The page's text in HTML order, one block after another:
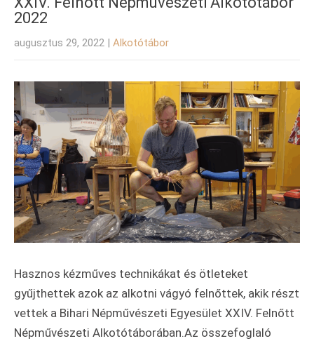
2022
augusztus 29, 2022 | Alkotótábor
Hasznos kézműves technikákat és ötleteket
gyűjthettek azok az alkotni vágyó felnőttek, akik részt
vettek a Bihari Népművészeti Egyesület XXIV. Felnőtt
Népművészeti Alkotótáborában.Az összefoglaló